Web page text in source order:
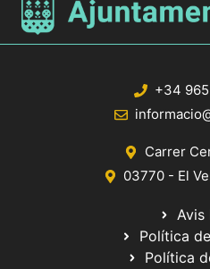
+34
Carrer
03770 - El
Avis
Política
Política